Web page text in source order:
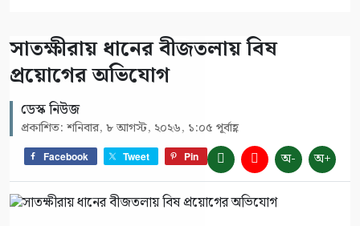
সাতক্ষীরায় ধানের বীজতলায় বিষ
প্রয়োগের অভিযোগ
ডেস্ক নিউজ
প্রকাশিত: শনিবার, ৮ আগস্ট, ২০২৬, ১:০৫ পূর্বাহ্ণ
Facebook Tweet Pin অ- অ+